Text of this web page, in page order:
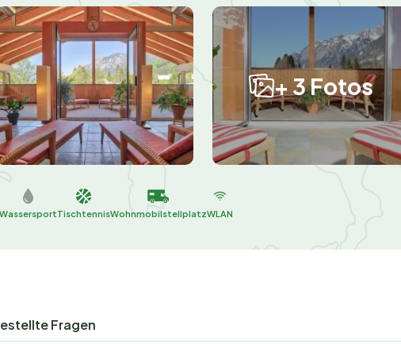
+ 3 Fotos
WassersportTischtennisWohnmobilstellplatzWLAN
Fragen